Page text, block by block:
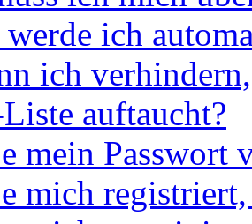
ich
ich
auftaucht?
mein Passwort
mich